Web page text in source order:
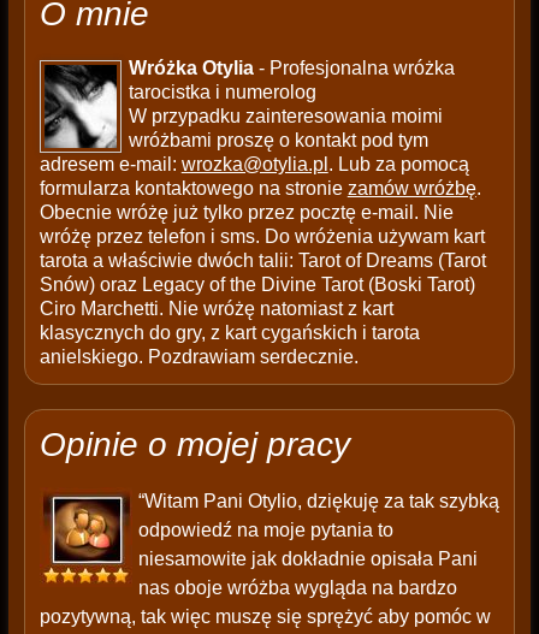
O mnie
Wróżka Otylia- Profesjonalna wróżka
tarocistka i numerolog
W przypadku zainteresowania moimi
wróżbami proszę o kontakt pod tym
adresem e-mail: wrozka@otylia.pl . Lub za pomocą
formularza kontaktowego na stronie zamów wróżbę.
Obecnie wróżę już tylko przez pocztę e-mail. Nie
wróżę przez telefon i sms. Do wróżenia używam kart
tarota a właściwie dwóch talii: Tarot of Dreams (Tarot
Snów) oraz Legacy of the Divine Tarot (Boski Tarot)
Ciro Marchetti. Nie wróżę natomiast z kart
klasycznych do gry, z kart cygańskich i tarota
anielskiego. Pozdrawiam serdecznie.
Opinie o mojej pracy
“Witam Pani Otylio, dziękuję za tak szybką
odpowiedź na moje pytania to
niesamowite jak dokładnie opisała Pani
nas oboje wróżba wygląda na bardzo
pozytywną, tak więc muszę się sprężyć aby pomóc w